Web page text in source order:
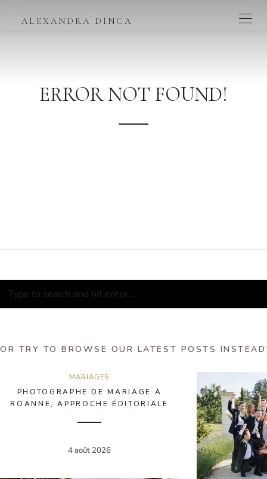
ALEXANDRA DINCA
ERROR NOT FOUND!
OR TRY TO BROWSE OUR LATEST POSTS
MARIAGES
PHOTOGRAPHE DE MARIAGE À
ROANNE, APPROCHE ÉDITORIALE
4 août 2026